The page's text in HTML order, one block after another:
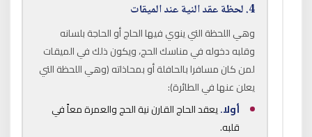
4. لحظة عقد النية عند الميقات
وهي اللحظة التي ينوي فيها الحاج أو الحاجة بلسانه
وقلبه دخوله في مناسك الحج، ويكون ذلك في الميقات
لمن كان مسافرا بالحافلة أو بمحاذاته (وهي اللحظة التي
يعلن عنها في الطائرة):
أولا.يعقد الحاج القارن نية الحج والعمرة معاً في
قلبه.